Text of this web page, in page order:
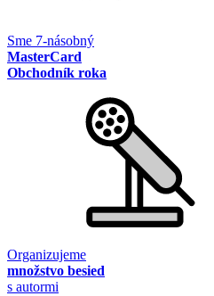
Sme 7-násobný
MasterCard
Obchodník roka
Organizujeme
množstvo besied
s autormi